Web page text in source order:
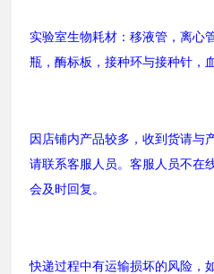
主营
实验室生物耗材：移液管，离心
瓶，酶标板，接种环与接种针，
因店铺内产品较多，收到货请与
请联系客服人员。客服人员不在
会及时回复。
快递过程中有运输损坏的风险，